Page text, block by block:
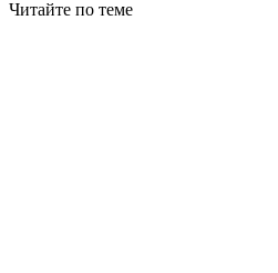
Читайте по теме